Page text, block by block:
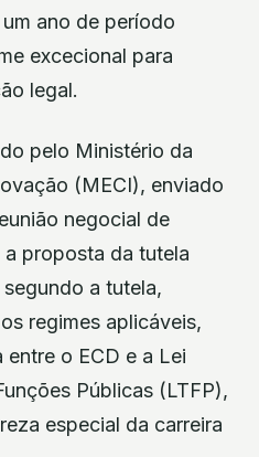
ano de período
excecional para
legal.
pelo Ministério da
(MECI), enviado
negocial de
proposta da tutela
a tutela,
regimes aplicáveis,
o ECD e a Lei
Públicas (LTFP),
especial da carreira